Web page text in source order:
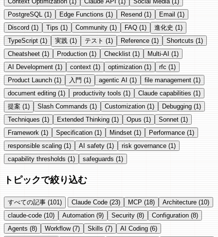
PostgreSQL (1)
Edge Functions (1) Resend (1)
Email (1)
Discord (1)
Tips (1) Community (1) FAQ (1)
進化史 (1)
TypeScript (1)
実践 (1) テスト (1) Reference (1)
Shortcuts (1)
Cheatsheet (1)
Production (1) Checklist (1)
Multi-AI (1)
AI Development (1)
context (1) optimization (1)
rfc (1)
Product Launch (1)
入門 (1) agentic AI (1)
file management (1)
document editing (1)
productivity tools (1)
Claude capabilities (1)
提案 (1)
Slash Commands (1) Customization (1)
Debugging (1)
Techniques (1)
Extended Thinking (1) Opus (1)
Sonnet (1)
Framework (1)
Specification (1) Mindset (1)
Performance (1)
responsible scaling (1)
AI safety (1)
risk governance (1)
capability thresholds (1)
safeguards (1)
トピックで絞り込む
すべての記事 (101) Claude Code (23) MCP (18) Architecture (10)
claude-code (10) Automation (9) Security (8) Configuration (8)
Agents (8) Workflow (7) Skills (7) AI Coding (6)